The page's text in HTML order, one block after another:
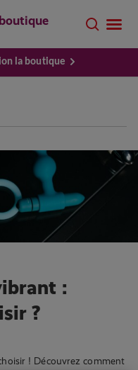
la boutique
:
?
! Découvrez comment